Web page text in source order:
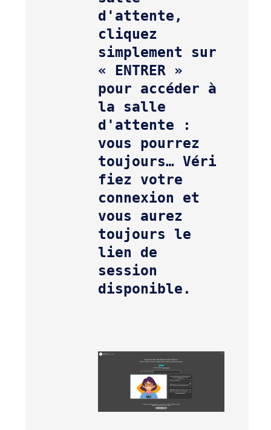
d'attente,
cliquez
simplement sur
« ENTRER »
pour accéder à
la salle
d'attente :
vous pourrez
toujours… Véri
fiez votre
connexion et
vous aurez
toujours le
lien de
session